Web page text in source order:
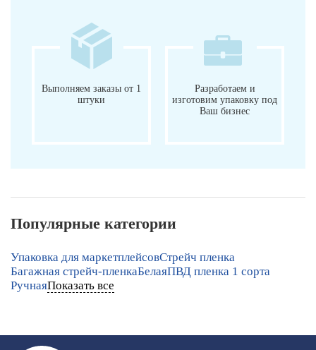
Выполняем заказы от 1
штуки
Разработаем и
изготовим упаковку под
Ваш бизнес
Популярные категории
Упаковка для маркетплейсовСтрейч пленка
Багажная стрейч-пленкаБелаяПВД пленка 1 сорта
РучнаяПоказать все